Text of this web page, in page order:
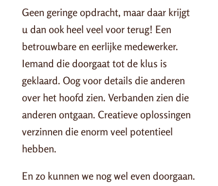
Geen geringe opdracht, maar daar krijgt
u dan ook heel veel voor terug! Een
betrouwbare en eerlijke medewerker.
Iemand die doorgaat tot de klus is
geklaard. Oog voor details die anderen
over het hoofd zien. Verbanden zien die
anderen ontgaan. Creatieve oplossingen
verzinnen die enorm veel potentieel
hebben.
En zo kunnen we nog wel even doorgaan.